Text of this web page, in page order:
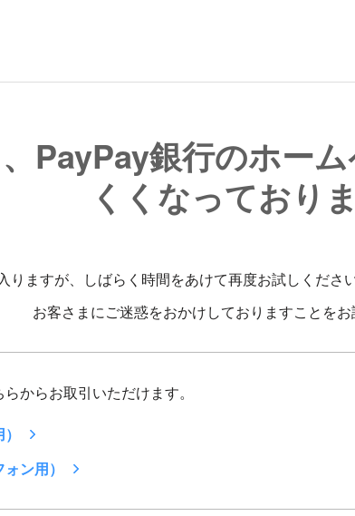
PayPay銀行のホー
くくなっておりま
りますが、しばらく時間をあけて再度お試しくださ
お客さまにご迷惑をおかけしておりますことをお
からお取引いただけます。
ン用）